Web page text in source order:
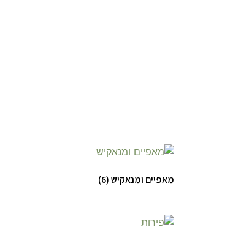
מאפיים ומנאקיש(6)